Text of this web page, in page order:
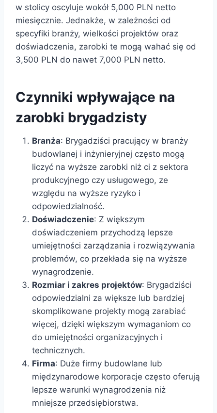
w stolicy oscyluje wokół 5,000 PLN netto
miesięcznie. Jednakże, w zależności od
specyfiki branży, wielkości projektów oraz
doświadczenia, zarobki te mogą wahać się od
3,500 PLN do nawet 7,000 PLN netto.
Czynniki wpływające na
zarobki brygadzisty
Branża: Brygadziści pracujący w branży
budowlanej i inżynieryjnej często mogą
liczyć na wyższe zarobki niż ci z sektora
produkcyjnego czy usługowego, ze
względu na wyższe ryzyko i
odpowiedzialność.
Doświadczenie: Z większym
doświadczeniem przychodzą lepsze
umiejętności zarządzania i rozwiązywania
problemów, co przekłada się na wyższe
wynagrodzenie.
Rozmiar i zakres projektów: Brygadziści
odpowiedzialni za większe lub bardziej
skomplikowane projekty mogą zarabiać
więcej, dzięki większym wymaganiom co
do umiejętności organizacyjnych i
technicznych.
Firma: Duże firmy budowlane lub
międzynarodowe korporacje często oferują
lepsze warunki wynagrodzenia niż
mniejsze przedsiębiorstwa.